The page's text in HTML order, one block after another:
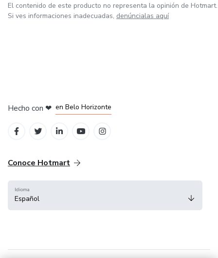
El contenido de este producto no representa la opinión de Hotmart.
Si ves informaciones inadecuadas, denúncialas aquí
Hecho con ❤ en Belo Horizonte
Conoce Hotmart
Idioma
Español